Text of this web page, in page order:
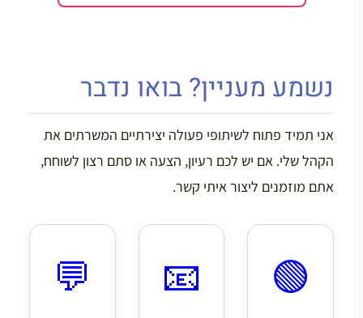
נשמע מעניין? בואו נדבר
אני תמיד פתוח לשיתופי פעולה יצירתיים המשרתים את
הקהל שלי. אם יש לכם רעיון, הצעה או סתם רצון לשוחח,
אתם מוזמנים ליצור איתי קשר.
🟢
📧
💬